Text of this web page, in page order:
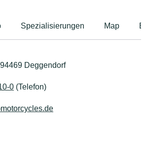
Spezialisierungen Map
Deggendorf
0 (Telefon)